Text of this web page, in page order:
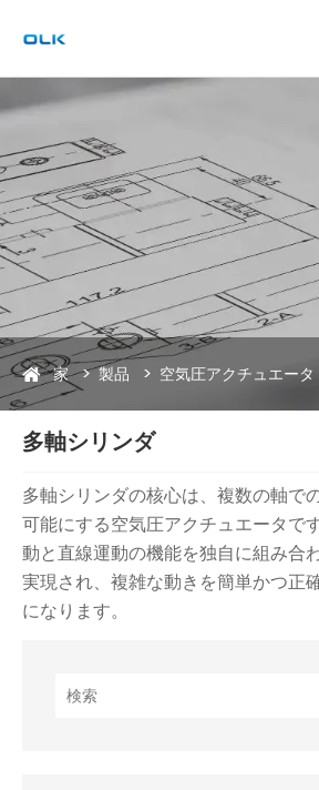
家 製品 空気圧アクチュエータ
多軸シリンダ
多軸シリンダの核心は、複数の軸で
可能にする空気圧アクチュエータで
動と直線運動の機能を独自に組み合
実現され、複雑な動きを簡単かつ正
になります。